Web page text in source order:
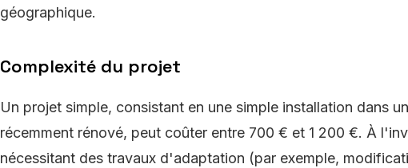
géographique.
Complexité du projet
Un projet simple, consistant en une simple installation dans
récemment rénové, peut coûter entre 700 € et 1 200 €. À
nécessitant des travaux d'adaptation (par exemple,